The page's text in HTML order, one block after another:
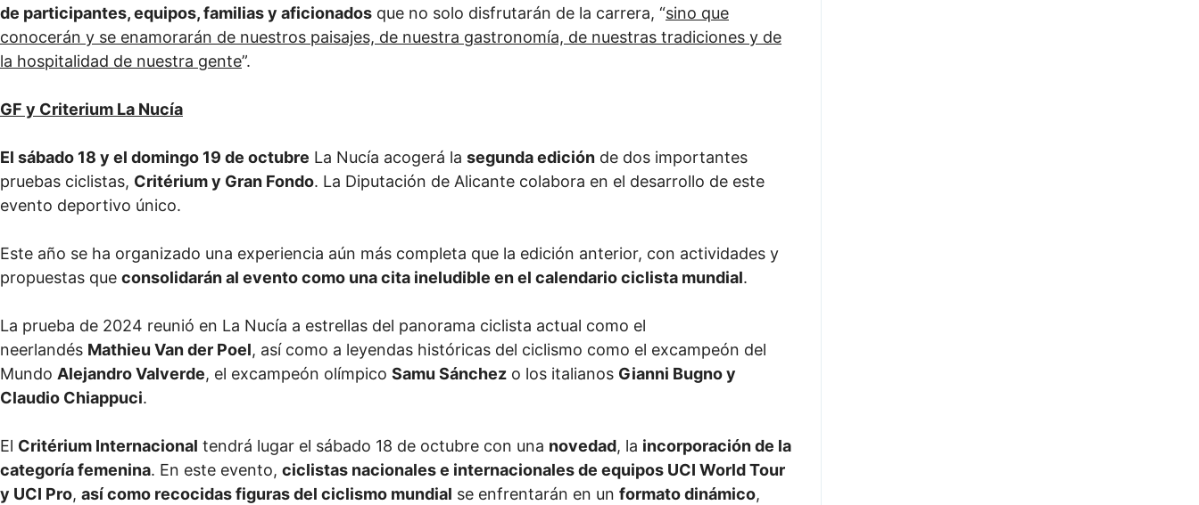
de participantes, equipos, familias y aficionados que no solo disfrutarán de la carrera, “sino que
conocerán y se enamorarán de nuestros paisajes, de nuestra gastronomía, de nuestras tradiciones y de
la hospitalidad de nuestra gente”.
GF y Criterium La Nucía
El sábado 18 y el domingo 19 de octubre La Nucía acogerá la segunda edición de dos importantes
pruebas ciclistas, Critérium y Gran Fondo. La Diputación de Alicante colabora en el desarrollo de este
evento deportivo único.
Este año se ha organizado una experiencia aún más completa que la edición anterior, con actividades y
propuestas que consolidarán al evento como una cita ineludible en el calendario ciclista mundial.
La prueba de 2024 reunió en La Nucía a estrellas del panorama ciclista actual como el
neerlandés Mathieu Van der Poel, así como a leyendas históricas del ciclismo como el excampeón del
Mundo Alejandro Valverde, el excampeón olímpico Samu Sánchez o los italianos Gianni Bugno y
Claudio Chiappuci.
El Critérium Internacional tendrá lugar el sábado 18 de octubre con una novedad, la incorporación de la
categoría femenina. En este evento, ciclistas nacionales e internacionales de equipos UCI World Tour
y UCI Pro, así como recocidas figuras del ciclismo mundial se enfrentarán en un formato dinámico,